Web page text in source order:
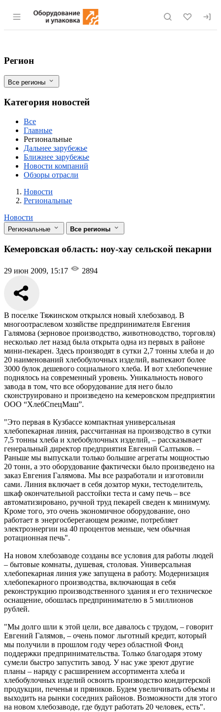
Раздел навигации по сайту eqinfo.ru
Кемеровская область: ноу-хау сельской
Фильтры
Регион
Все регионы
Категория новостей
Все
Главные
Региональные
Дальнее зарубежье
Ближнее зарубежье
Новости компаний
Обзоры отрасли
Новости
Разделы
Новости
Региональные
Новости
Региональные Все регионы
Кемеровская область: ноу-хау сельской пекарни
29 июн 2009, 15:17 2894
В поселке Тяжинском открылся новый хлебозавод. В
многоотраслевом хозяйстве предпринимателя Евгения
Галямова (зерновое производство, животноводство, торговля)
несколько лет назад была открыта одна из первых в районе
мини-пекарен. Здесь производят в сутки 2,7 тонны хлеба и до
20 наименований хлебобулочных изделий, выпекают более
3000 булок дешевого социального хлеба. И вот хлебопечение
поднялось на современный уровень. Уникальность нового
завода в том, что все оборудование для него было
сконструировано и произведено на кемеровском предприятии
ООО “ХлебСпецМаш”.
"Это первая в Кузбассе компактная универсальная
хлебопекарная линия, рассчитанная на производство в сутки
7,5 тонны хлеба и хлебобулочных изделий, – рассказывает
генеральный директор предприятия Евгений Салтыков. –
Раньше мы выпускали только большие агрегаты мощностью
20 тонн, а это оборудование фактически было произведено на
заказ Евгения Галямова. Мы все разработали и изготовили
сами. Линия включает в себя дозатор муки, тестоделитель,
шкаф окончательной расстойки теста и саму печь – все
автоматизировано, ручной труд пекарей сведен к минимуму.
Кроме того, это очень экономичное оборудование, оно
работает в энергосберегающем режиме, потребляет
электроэнергии на 40 процентов меньше, чем обычная
ротационная печь".
На новом хлебозаводе созданы все условия для работы людей
– бытовые комнаты, душевая, столовая. Универсальная
хлебопекарная линия уже запущена в работу. Модернизация
хлебопекарного производства, включающая в себя
реконструкцию производственного здания и его техническое
оснащение, обошлась предпринимателю в 5 миллионов
рублей.
"Мы долго шли к этой цели, все давалось с трудом, – говорит
Евгений Галямов, – очень помог льготный кредит, который
мы получили в прошлом году через областной Фонд
поддержки предпринимательства. Только благодаря этому
сумели быстро запустить завод. У нас уже зреют другие
планы – наряду с расширением ассортимента хлеба и
хлебобулочных изделий освоить производство кондитерской
продукции, печенья и пряников. Будем увеличивать объемы и
выходить на рынки соседних районов. Возможности для этого
на новом хлебозаводе, где будут работать 20 человек, есть".